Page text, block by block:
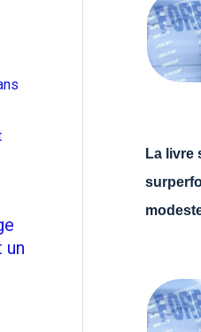
un
La livre